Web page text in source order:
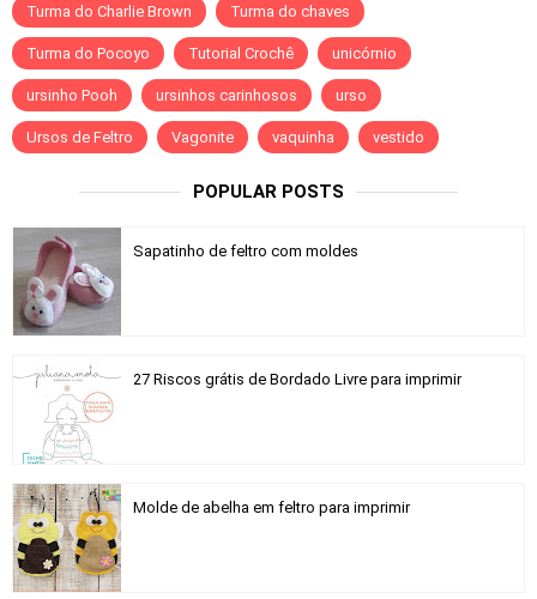
Turma do Charlie Brown Turma do chaves
Turma do Pocoyo Tutorial Crochê unicórnio
ursinho Pooh ursinhos carinhosos urso
Ursos de Feltro Vagonite vaquinha vestido
POPULAR POSTS
Sapatinho de feltro com moldes
27 Riscos grátis de Bordado Livre para imprimir
Molde de abelha em feltro para imprimir